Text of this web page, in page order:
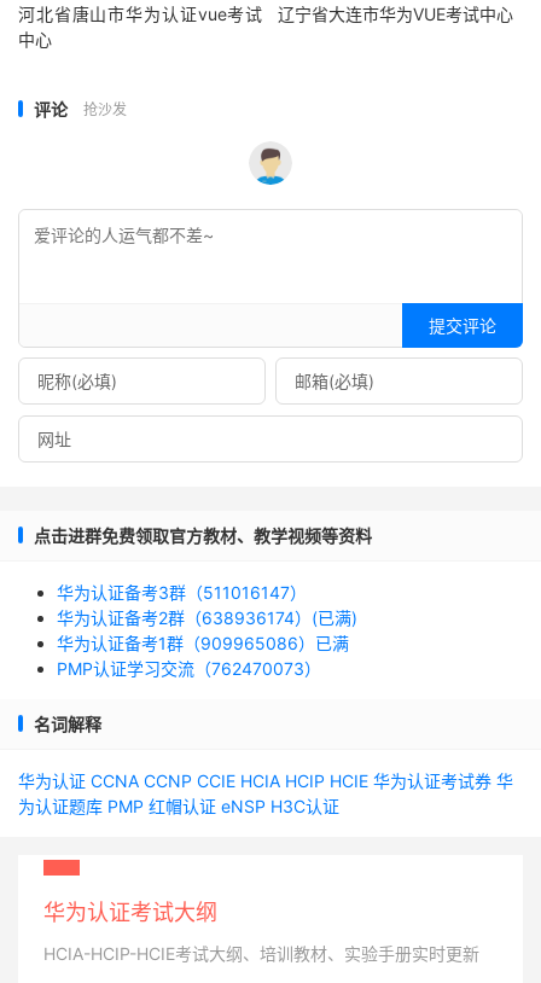
河北省唐山市华为认证vue考试
中心
辽宁省大连市华为VUE考试中心
评论 抢沙发
提交评论
点击进群免费领取官方教材、教学视频等资料
华为认证备考3群（511016147）
华为认证备考2群（638936174）(已满)
华为认证备考1群（909965086）已满
PMP认证学习交流（762470073）
名词解释
华为认证 CCNA CCNP CCIE HCIA HCIP HCIE 华为认证考试券 华
为认证题库 PMP 红帽认证 eNSP H3C认证
华为认证考试大纲
HCIA-HCIP-HCIE考试大纲、培训教材、实验手册实时更新